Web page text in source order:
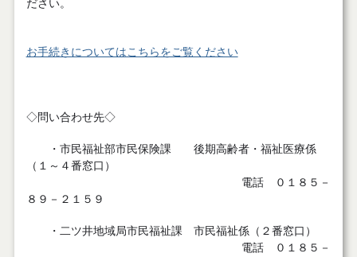
ださい。
お手続きについてはこちらをご覧ください
◇問い合わせ先◇
・市民福祉部市民保険課 後期高齢者・福祉医療係
（１～４番窓口）
電話 ０１８５－
８９－２１５９
・二ツ井地域局市民福祉課 市民福祉係（２番窓口）
電話 ０１８５－